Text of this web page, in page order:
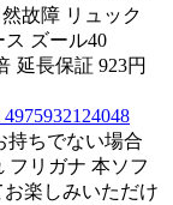
故障 リュック
ス ズール40
延長保証 923円
持ちでない場合
フリガナ 本ソフ
楽しみいただけ